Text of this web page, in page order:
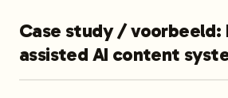
Case study / voorbeeld:
assisted AI content